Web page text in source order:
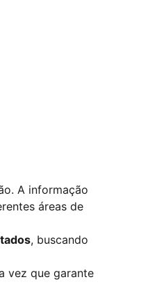
A informação
áreas de
, buscando
vez que garante